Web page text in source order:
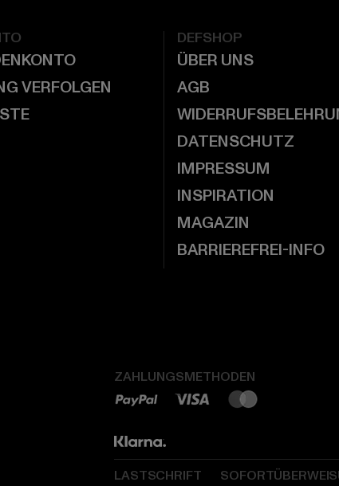
VERFOLGEN
DEFSHOP
ÜBER UNS
AGB
DATENSCHUTZ
IMPRESSUM
INSPIRATION
MAGAZIN
BARRIEREFREI-INFO
ZAHLUNGSMETHODEN
LASTSCHRIFT